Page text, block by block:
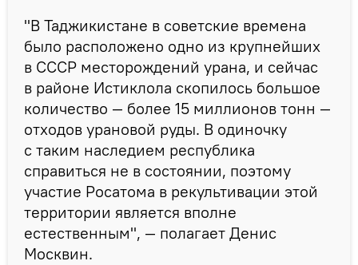
"В Таджикистане в советские времена
было расположено одно из крупнейших
в СССР месторождений урана, и сейчас
в районе Истиклола скопилось большое
количество — более 15 миллионов тонн —
отходов урановой руды. В одиночку
с таким наследием республика
справиться не в состоянии, поэтому
участие Росатома в рекультивации этой
территории является вполне
естественным", — полагает Денис
Москвин.